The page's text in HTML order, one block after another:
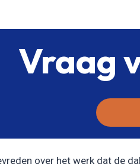
Vraag
over het werk dat de